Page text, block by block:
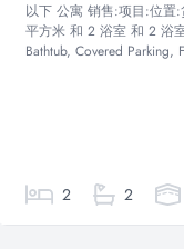
以下 公寓 销售:项目:位置
平方米 和 2 浴室 和 2 浴
Bathtub, Covered Parking,
2 2